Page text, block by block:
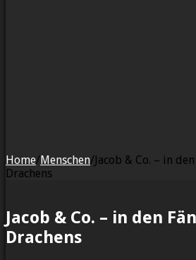
Home/Menschen/Jacob & Co. – in
Drachens
Jacob & Co. – in den
Drachens